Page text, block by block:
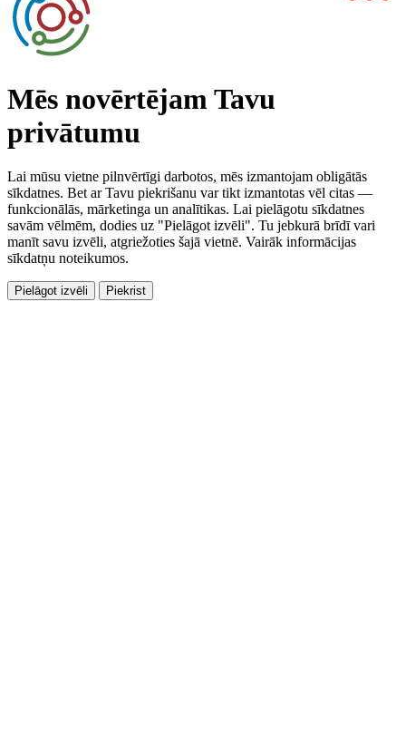
Mēs novērtējam Tavu
privātumu
Lai mūsu vietne pilnvērtīgi darbotos, mēs izmantojam obligātās
sīkdatnes. Bet ar Tavu piekrišanu var tikt izmantotas vēl citas —
funkcionālās, mārketinga un analītikas. Lai pielāgotu sīkdatnes
savām vēlmēm, dodies uz "Pielāgot izvēli". Tu jebkurā brīdī vari
manīt savu izvēli, atgriežoties šajā vietnē. Vairāk informācijas
sīkdatņu noteikumos.
Pielāgot izvēli Piekrist